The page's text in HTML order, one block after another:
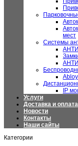
мест
Системы
IP
Услуги
Доставка и оплата
Новости
Контакты
Наши сайты
Категории